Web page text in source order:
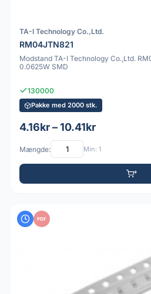
TA-I Technology Co.,Ltd.
RM04JTN821
Modstand TA-I Technology Co.,Ltd.
0.0625W SMD
130000
Pakke med 2000 stk.
4.16kr – 10.41kr
Mængde: Min: 1
PDF